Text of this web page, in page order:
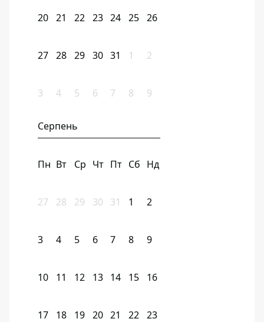
20 21 22 23 24 25 26
27 28 29 30 31 1 2
3 4 5 6 7 8 9
Серпень
Пн Вт Ср Чт Пт Сб Нд
27 28 29 30 31 1 2
3 4 5 6 7 8 9
10 11 12 13 14 15 16
17 18 19 20 21 22 23